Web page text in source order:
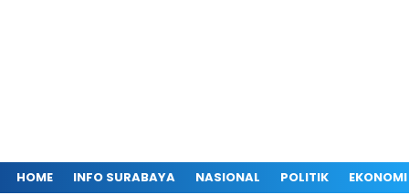
HOME INFO SURABAYA NASIONAL POLITIK EKONOMI